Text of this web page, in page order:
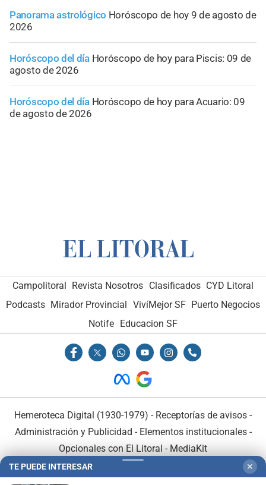
Panorama astrológico Horóscopo de hoy 9 de agosto de
2026
Horóscopo del día Horóscopo de hoy para Piscis: 09 de
agosto de 2026
Horóscopo del día Horóscopo de hoy para Acuario: 09
de agosto de 2026
Campolitoral Revista Nosotros Clasificados CYD Litoral
Podcasts Mirador Provincial VivíMejor SF Puerto Negocios
Notife Educacion SF
Hemeroteca Digital (1930-1979) - Receptorías de avisos -
Administración y Publicidad - Elementos institucionales-
Opcionales con El Litoral - MediaKit
TE PUEDE INTERESAR ✕